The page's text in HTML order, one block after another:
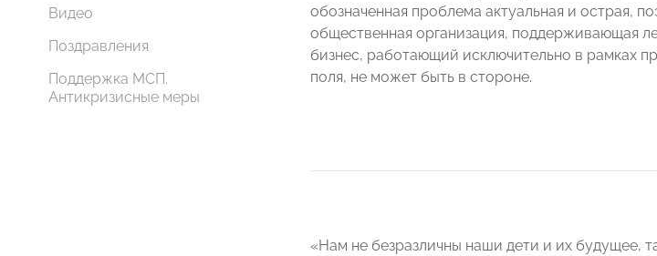
Видео
Поздравления
Поддержка МСП.
Антикризисные меры
обозначенная проблема актуальная и острая,
общественная организация, поддерживающая
бизнес, работающий исключительно в рамках
поля, не может быть в стороне.
«Нам не безразличны наши дети и их будущее,